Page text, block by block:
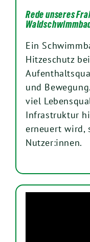
Rede unseres
Ein
Hitzeschutz
und
viel
Infrastruktur
erneuert wird,
Nutzer:innen.